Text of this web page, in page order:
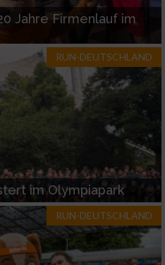
Jahre Firmenlauf im
RUN-DEUTSCHLAND
im Olympiapark
RUN-DEUTSCHLAND